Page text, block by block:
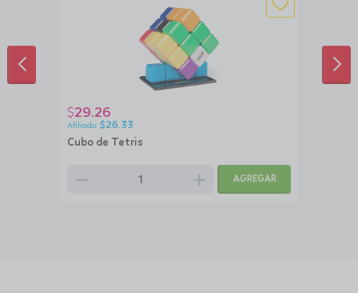
Cubo de Tetris
$29.26
$26.33
remove add AGREGAR
ANTERIOR